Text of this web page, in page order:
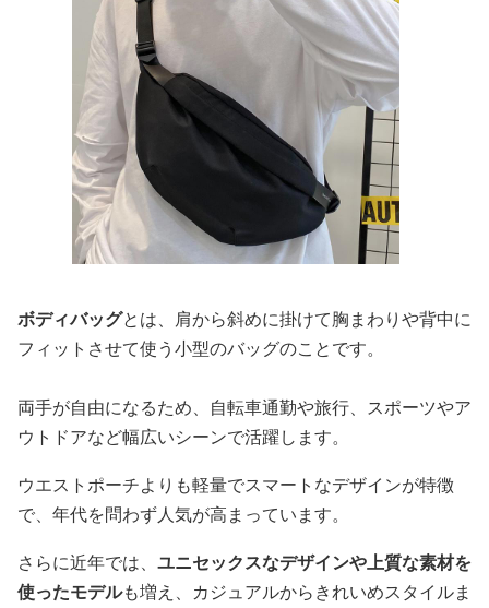
ボディバッグとは、肩から斜めに掛けて胸まわりや背中に
フィットさせて使う小型のバッグのことです。
両手が自由になるため、自転車通勤や旅行、スポーツやア
ウトドアなど幅広いシーンで活躍します。
ウエストポーチよりも軽量でスマートなデザインが特徴
で、年代を問わず人気が高まっています。
さらに近年では、 ユニセックスなデザインや上質な素材を
使ったモデルも増え、カジュアルからきれいめスタイルま